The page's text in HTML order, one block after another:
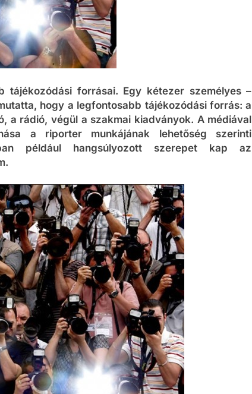
forrásai. Egy kétezer személyes –
hogy a legfontosabb tájékozódási forrás: a
a rádió, végül a szakmai kiadványok. A médiával
a riporter munkájának lehetőség szerinti
például hangsúlyozott szerepet kap az